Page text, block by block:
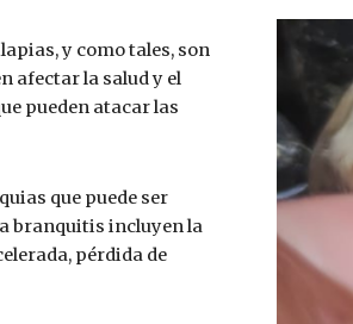
y como tales, son
afectar la salud y el
pueden atacar las
que puede ser
branquitis incluyen la
pérdida de